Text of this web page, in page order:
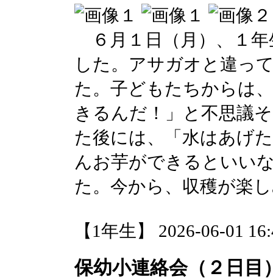
６月１日（月）、１
した。アサガオと違っ
た。子どもたちからは
きるんだ！」と不思議
た後には、「水はあげ
んお芋ができるといい
た。今から、収穫が楽
【1年生】 2026-06-01
保幼小連絡会（２日目